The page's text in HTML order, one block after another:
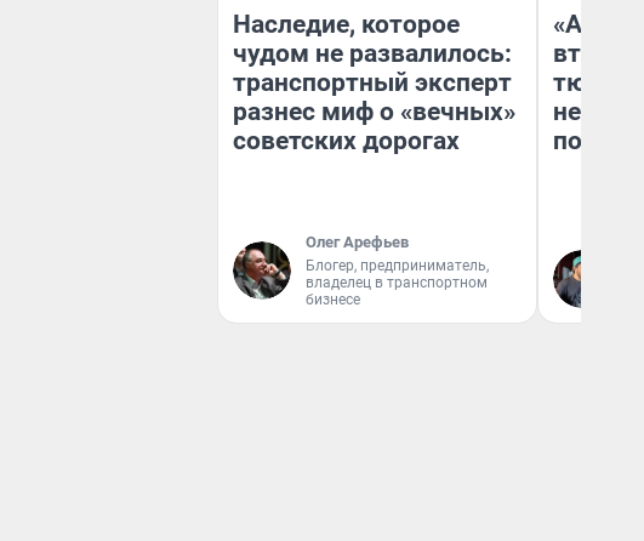
Наследие, которое
чудом не развалилось:
транспортный эксперт
разнес миф о «вечных»
советских дорогах
Олег Арефьев
Блогер, предприниматель,
владелец в транспортном
бизнесе